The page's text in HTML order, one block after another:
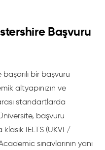
Başvuru
bir başvuru
altyapınızın ve
standartlarda
başvuru
IELTS (UKVI /
sınavlarının yanı